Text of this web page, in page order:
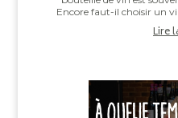
Encore faut-il choisir un
Lire